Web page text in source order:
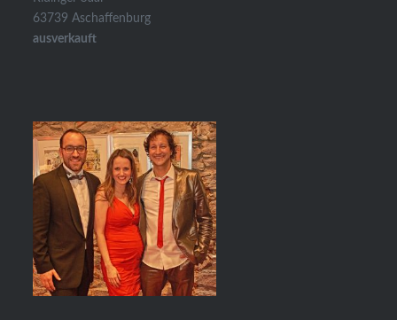
63739 Aschaffenburg
ausverkauft